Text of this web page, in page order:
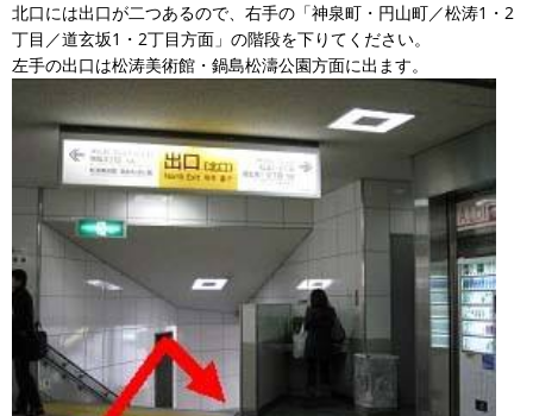
北口には出口が二つあるので、右手の「神泉町・円山町／松涛1・2
丁目／道玄坂1・2丁目方面」の階段を下りてください。
左手の出口は松涛美術館・鍋島松濤公園方面に出ます。